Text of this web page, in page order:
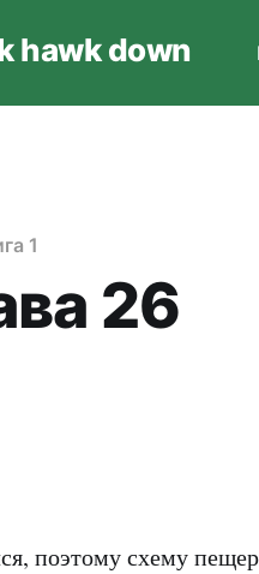
hawk down
1
26
поэтому схему